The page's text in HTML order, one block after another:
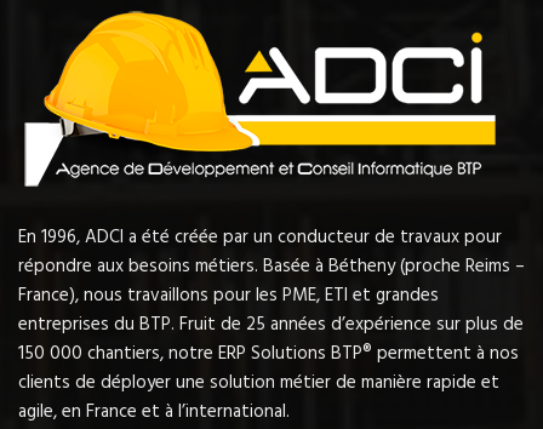
En 1996, ADCI a été créée par un conducteur de travaux pour
répondre aux besoins métiers. Basée à Bétheny (proche Reims –
France), nous travaillons pour les PME, ETI et grandes
entreprises du BTP. Fruit de 25 années d’expérience sur plus de
150 000 chantiers, notre ERP Solutions BTP® permettent à nos
clients de déployer une solution métier de manière rapide et
agile, en France et à l’international.